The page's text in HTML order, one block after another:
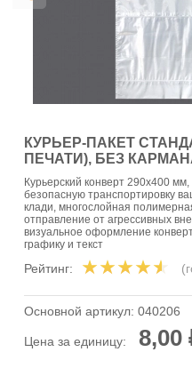
КУРЬЕР-ПАКЕТ
ПЕЧАТИ), БЕЗ
Курьерский конверт 290х400
безопасную транспортировку
клади, многослойная
отправление от агрессивных
визуальное оформление
графику и текст
Рейтинг:
Основной артикул: 040206
Цена за единицу: 8,00